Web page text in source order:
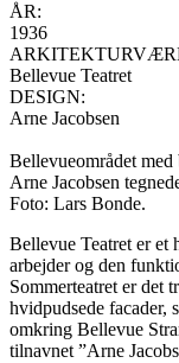
ÅR:
1936
Bellevue Teatret
DESIGN:
Arne Jacobsen
Bellevueområdet
Arne Jacobsen
Foto: Lars Bonde.
Bellevue Teatret er et
arbejder og den
Sommerteatret er det
hvidpudsede facader,
omkring Bellevue
tilnavnet ”Arne